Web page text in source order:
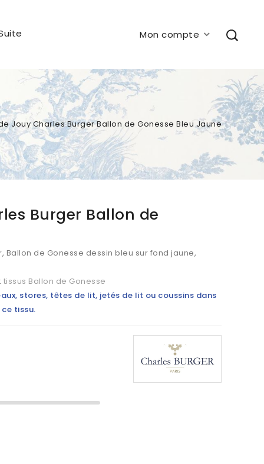
Mon compte
Jouy Charles Burger Ballon de Gonesse Bleu Jaune
Burger Ballon de
Ballon de Gonesse dessin bleu sur fond jaune,
Ballon de Gonesse
stores, têtes de lit, jetés de lit ou coussins dans
ce tissu.